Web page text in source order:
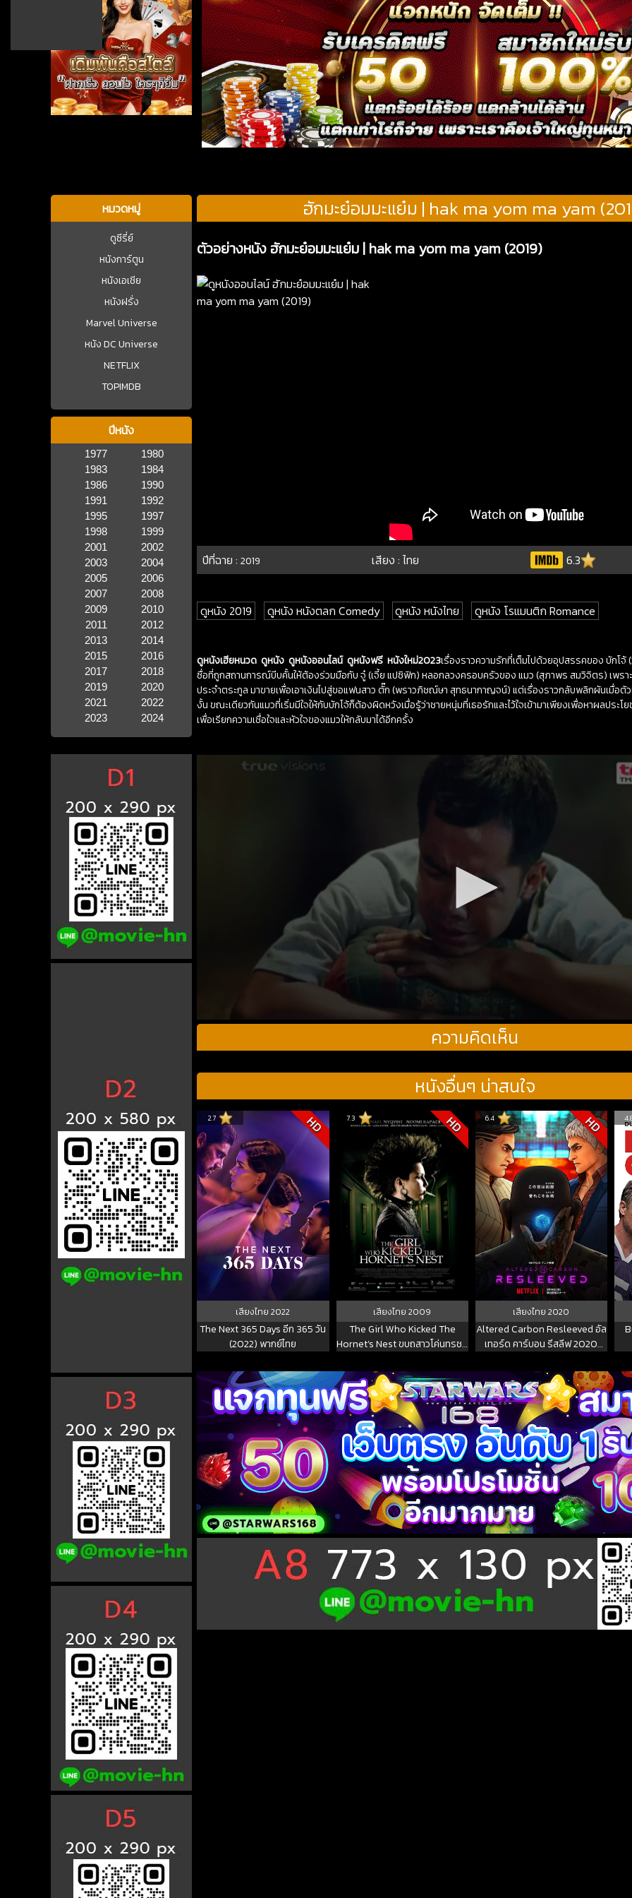
หมวดหมู่
ดูซีรี่ย์
หนังการ์ตูน
หนังเอเชีย
หนังฝรั่ง
Marvel Universe
หนัง DC Universe
NETFLIX
TOPIMDB
ปีหนัง
1977
1980
1983
1984
1986
1990
1991
1992
1995
1997
1998
1999
2001
2002
2003
2004
2005
2006
2007
2008
2009
2010
2011
2012
2013
2014
2015
2016
2017
2018
2019
2020
2021
2022
2023
2024
ฮักมะย๋อมมะแย๋ม | hak ma yom ma yam
ตัวอย่างหนัง ฮักมะย๋อมมะแย๋ม | hak ma yom ma yam (2019)
ปีที่ฉาย :2019 เสียง : ไทย 6.3
ดูหนัง 2019 ดูหนัง หนังตลก Comedy ดูหนัง หนังไทย ดูหนัง โรแมนติก Romance
ดูหนังเฮียหนวด ดูหนัง ดูหนังออนไลน์ ดูหนังฟรี หนังใหม่2023เรื่องราวความรักที่เต็มไปด้วยอุปสรรคของ บักโ
ซื่อที่ถูกสถานการณ์บีบคั้นให้ต้องร่วมมือกับ จู๋ (เจี้ย แปซิฟิก) หลอกลวงครอบครัวของ แมว (สุภาพร สมวิจิตร) เพร
ประจำตระกูล มาขายเพื่อเอาเงินไปสู่ขอแฟนสาว ตั๊ก (พราวภิชณ์ษา สุทธนากาญจน์) แต่เรื่องราวกลับพลิกผันเมื่อตั
งั้น ขณะเดียวกันแมวที่เริ่มมีใจให้กับบักโจ้ก็ต้องผิดหวังเมื่อรู้ว่าชายหนุ่มที่เธอรักและไว้ใจเข้ามาเพียงเพื่อหาผลประโย
เพื่อเรียกความเชื่อใจและหัวใจของแมวให้กลับมาได้อีกครั้ง
ความคิดเห็น
หนังอื่นๆ น่าสนใจ
2.7 HD
เสียงไทย2022
The Next 365 Days อีก 365 วัน
(2022) พากย์ไทย
7.3 HD
เสียงไทย2009
The Girl Who Kicked The
Hornet’s Nest ขบถสาวโค่นทรชน
6.4 HD
เสียงไทย2020
Altered Carbon Resleeved อัล
เทอร์ด คาร์บอน รีสลีฟ 2020